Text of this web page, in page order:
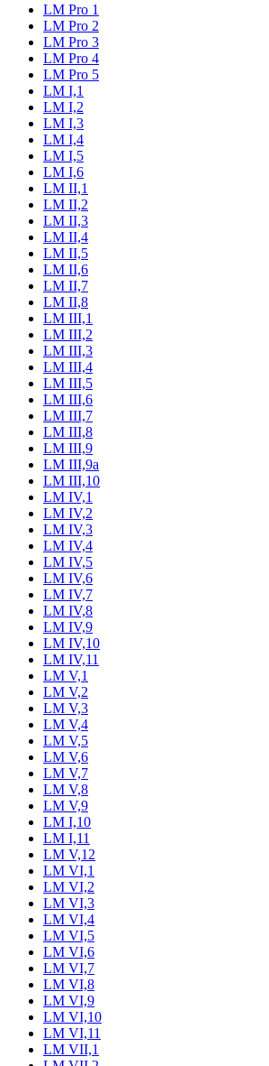
LM Pro 1
LM Pro 2
LM Pro 3
LM Pro 4
LM Pro 5
LM I,1
LM I,2
LM I,3
LM I,4
LM I,5
LM I,6
LM II,1
LM II,2
LM II,3
LM II,4
LM II,5
LM II,6
LM II,7
LM II,8
LM III,1
LM III,2
LM III,3
LM III,4
LM III,5
LM III,6
LM III,7
LM III,8
LM III,9
LM III,9a
LM III,10
LM IV,1
LM IV,2
LM IV,3
LM IV,4
LM IV,5
LM IV,6
LM IV,7
LM IV,8
LM IV,9
LM IV,10
LM IV,11
LM V,1
LM V,2
LM V,3
LM V,4
LM V,5
LM V,6
LM V,7
LM V,8
LM V,9
LM I,10
LM I,11
LM V,12
LM VI,1
LM VI,2
LM VI,3
LM VI,4
LM VI,5
LM VI,6
LM VI,7
LM VI,8
LM VI,9
LM VI,10
LM VI,11
LM VII,1